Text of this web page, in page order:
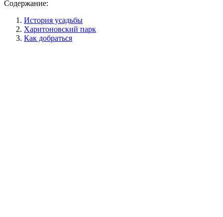
Содержание:
История усадьбы
Харитоновский парк
Как добраться